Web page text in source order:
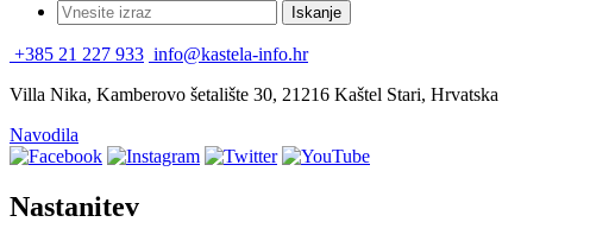
+385 21 227 933 info@kastela-info.hr
Villa Nika, Kamberovo šetalište 30, 21216 Kaštel Stari, Hrvatska
Navodila
Nastanitev